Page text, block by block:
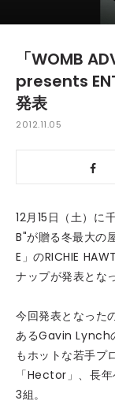
「WOMB
presents
発表
2012.11.05
12月15日（土）に
B"が贈る冬最大の
E」のRICHIE
ナップが発表とな
今回発表となった
あるGavin Lynch
もホットな若手プ
「Hector」、長
3組。